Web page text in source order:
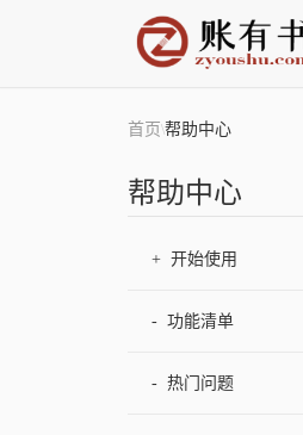
首页\帮助中心
帮助中心
+ 开始使用
- 功能清单
- 热门问题